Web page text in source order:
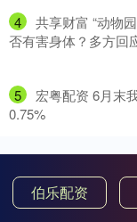
4
共享财富 “动物
否有害身体？多方回
5
宏粤配资 6月末
0.75%
伯乐配资